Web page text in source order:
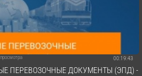
00:19:43
ПЕРЕВОЗОЧНЫЕ ДОКУМЕНТЫ (ЭПД) -